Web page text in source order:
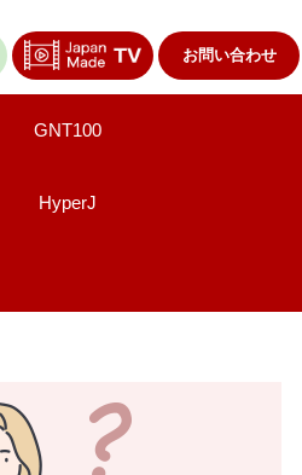
お問い合わせ
GNT100
HyperJ